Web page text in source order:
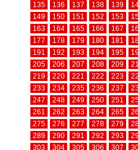
135
136 137 138 139
149
150 151 152 153
163
164 165 166 167
177
178 179 180 181
191
192 193 194 195
205
206 207 208 209
219
220 221 222 223
233
234 235 236 237
247
248 249 250 251
261
262 263 264 265
275
276 277 278 279
289
290 291 292 293
303
304 305 306 307